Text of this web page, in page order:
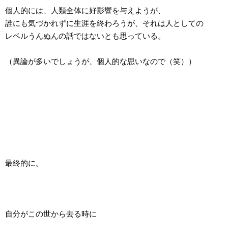
個人的には、人類全体に好影響を与えようが、
誰にも気づかれずに生涯を終わろうが、それは人としての
レベルうんぬんの話ではないとも思っている。
（異論が多いでしょうが、個人的な思いなので（笑））
最終的に。
自分がこの世から去る時に